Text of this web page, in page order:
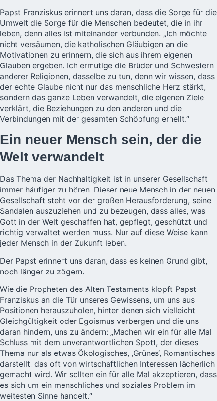
Papst Franziskus erinnert uns daran, dass die Sorge für die
Umwelt die Sorge für die Menschen bedeutet, die in ihr
leben, denn alles ist miteinander verbunden. „Ich möchte
nicht versäumen, die katholischen Gläubigen an die
Motivationen zu erinnern, die sich aus ihrem eigenen
Glauben ergeben. Ich ermutige die Brüder und Schwestern
anderer Religionen, dasselbe zu tun, denn wir wissen, dass
der echte Glaube nicht nur das menschliche Herz stärkt,
sondern das ganze Leben verwandelt, die eigenen Ziele
verklärt, die Beziehungen zu den anderen und die
Verbindungen mit der gesamten Schöpfung erhellt.“
Ein neuer Mensch sein, der die
Welt verwandelt
Das Thema der Nachhaltigkeit ist in unserer Gesellschaft
immer häufiger zu hören. Dieser neue Mensch in der neuen
Gesellschaft steht vor der großen Herausforderung, seine
Sandalen auszuziehen und zu bezeugen, dass alles, was
Gott in der Welt geschaffen hat, gepflegt, geschützt und
richtig verwaltet werden muss. Nur auf diese Weise kann
jeder Mensch in der Zukunft leben.
Der Papst erinnert uns daran, dass es keinen Grund gibt,
noch länger zu zögern.
Wie die Propheten des Alten Testaments klopft Papst
Franziskus an die Tür unseres Gewissens, um uns aus
Positionen herauszuholen, hinter denen sich vielleicht
Gleichgültigkeit oder Egoismus verbergen und die uns
daran hindern, uns zu ändern: „Machen wir ein für alle Mal
Schluss mit dem unverantwortlichen Spott, der dieses
Thema nur als etwas Ökologisches, ‚Grünes‘, Romantisches
darstellt, das oft von wirtschaftlichen Interessen lächerlich
gemacht wird. Wir sollten ein für alle Mal akzeptieren, dass
es sich um ein menschliches und soziales Problem im
weitesten Sinne handelt.“